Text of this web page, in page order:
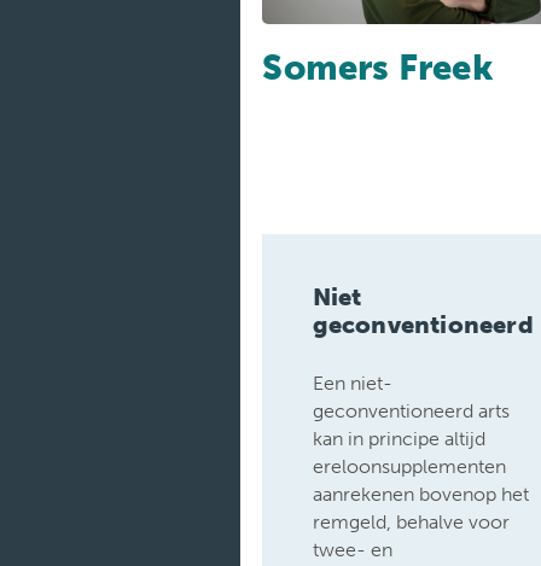
Somers Freek
Niet
geconventioneerd
Een niet-
geconventioneerd arts
kan in principe altijd
ereloonsupplementen
aanrekenen bovenop het
remgeld, behalve voor
twee- en